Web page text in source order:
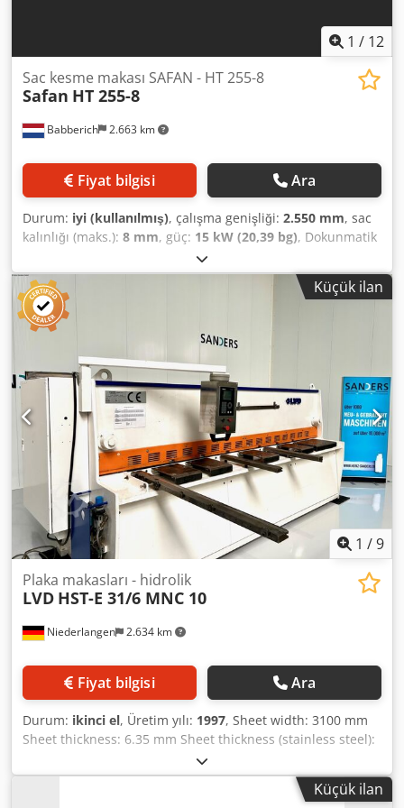
1 / 12
Babberich 2.663 km
Sac kesme makası SAFAN - HT 255-8
Safan HT 255-8
Fiyat bilgisi Ara
Durum: iyi (kullanılmış), çalışma genişliği: 2.550 mm, sac
kalınlığı (maks.): 8 mm, güç: 15 kW (20,39 bg), Dokunmatik
ekranlı arka dayama Maks. sac kalınlığı: 8 mm Maks. kesme
genişliği: 2550 mm Adet: 19 mm Vuruş sayısı: 40 Açı ayarı:
0,5 - 2 derece Arka dayama uzunluğu: 0 - 1000 mm Tutucu
sayısı: 17 İniş hızı: 200 mm/sn Güç: 15 kW Uzunluk: 3400
mm Genişlik: 2300 mm Yükseklik: 2150 mm Ağırlık: 8900 kg
Lütfen dikkat edin: Bu sayfadaki bilgiler, en iyi bilgi ve
inancımıza göre tarafımızdan ve mümkün olan yerlerde
üreticiden sağlanmıştır. Bilgiler iyi niyetle verilmiş olup
doğruluk garanti edilemez. Bu nedenle bilgilendirme
amaçlı olup, herhangi bir taahhüt veya sözleşme koşulu
teşkil etmez. Tüm önemli detayları kontrol etmenizi tavsiye
ederiz. Dsdpfjxdb Eyex Aiksck
Küçük ilan
1 /9
Niederlangen 2.634 km
Plaka makasları - hidrolik
LVD HST-E 31/6 MNC 10
Fiyat bilgisi Ara
Durum: ikinci el, Üretim yılı: 1997, Sheet width: 3100 mm
Sheet thickness: 6.35 mm Sheet thickness (stainless steel):
4.00 mm Cutting angle: 0.5 - 2.5° Blade gap adjustment:
0.05 - 0.8 mm Strokes: 12 - 50 strokes/min Back gauge
(adjustable): 1000 mm Djdpfx Aioy I Dbboksck ControlKüçük ilan